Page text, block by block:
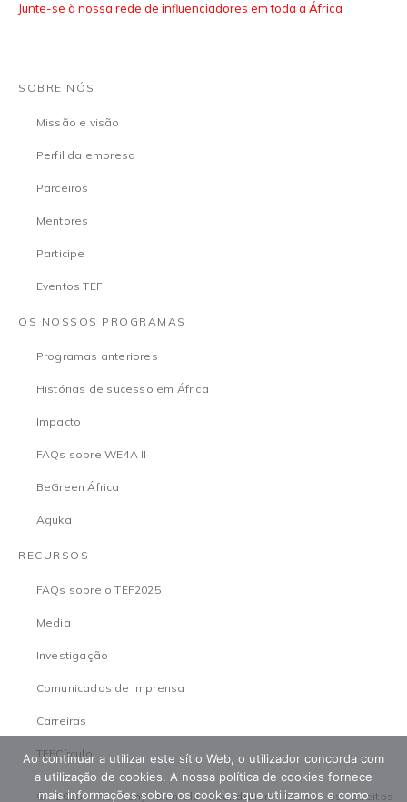
Junte-se à nossa rede de influenciadores em toda a África
SOBRE NÓS
Missão e visão
Perfil da empresa
Parceiros
Mentores
Participe
Eventos TEF
OS NOSSOS PROGRAMAS
Programas anteriores
Histórias de sucesso em África
Impacto
FAQs sobre WE4A II
BeGreen África
Aguka
RECURSOS
FAQs sobre o TEF2025
Media
Investigação
Comunicados de imprensa
Carreiras
TEFCírculo
© 2026 The Tony Elumelu Foundation. Todos os direitos
Ao continuar a utilizar este sítio Web, o utilizador concorda com
a utilização de cookies. A nossa política de cookies fornece
mais informações sobre os cookies que utilizamos e como